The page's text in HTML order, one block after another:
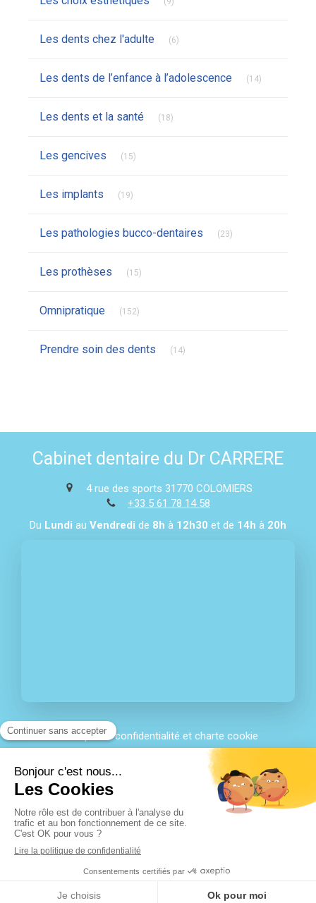
Les dents chez l'adulte (6)
Les dents de l’enfance à l’adolescence (14)
Les dents et la santé (18)
Les gencives (15)
Les implants (19)
Les pathologies bucco-dentaires (23)
Les prothèses (15)
Omnipratique (152)
Prendre soin des dents (14)
Cabinet dentaire du Dr CARRERE
4 rue des sports 31770 COLOMIERS
+33 5 61 78 14 58
Du Lundi au Vendredi de 8h à 12h30 et de 14h à 20h
Politique de confidentialité et charte cookie
Conditions Générales Utilisation
Charte déontologique
Ordre national
Annuaires chirurgiens dentistes